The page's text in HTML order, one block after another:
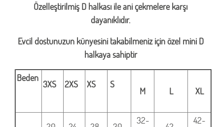
Özelleştirilmiş D halkası ile ani çekmelere karşı
dayanıklıdır.
Evcil dostunuzun künyesini takabilmeniz için özel mini D
halkaya sahiptir
Beden
3XS 2XS XS S
M L XL
32-
42-